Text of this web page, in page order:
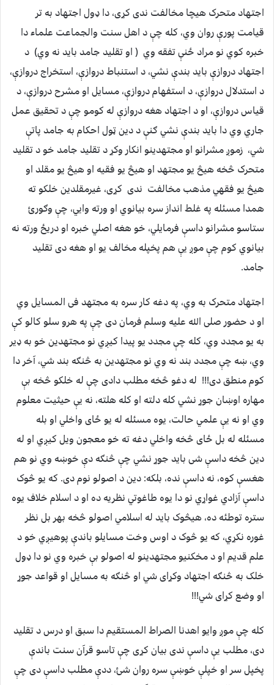
اجتهاد متحرک هیچا مخالفت ندی کړی، دا ډول اجتهاد به تر
قیامت پورې روان وي، کله چې د اهل سنت والجماعت علماء دا
خبره کوي نو مراد ځنې تفقه وي ( او تقلید جامد باید نه وي) د
اجتهاد دروازې باید بندې نشي، د استنباط دروازې، استخراج دروازې،
د استدلال دروازې، د استفهام دروازې، مسایل او مشرح دروازې، د
قیاس دروازې، او د اجتهاد هغه دروازې له کومو چې د تحقیق عمل
جاري وي دا باید بندې نشي ګنې د دین ټول احکام به جامد پاتې
شي، زموږ مشرانو او مجتهدینو انکار وکړ د تقلید جامد خو د تقلید
متحرک څخه هیڅ یو مجتهد او هیڅ یو فقیه او هیڅ یو مقلد او
هیڅ یو فقهي مذهب مخالفت ندی کړی، غیرمقلدین خلکو ته
همدا مسئله په غلط انداز سره بیانوي او ورته وایي، چې وګورئ
ستاسو مشرانو داسې فرمایلي، خو هغه اصلي خبره او دریځ ورته نه
بیانوي کوم چې موږ یې هم پخپله مخالف یو او هغه دی تقلید
جامد.
اجتهاد متحرک به وي، په دغه کار سره به مجتهد فی المسایل وي
او د حضور صلی الله علیه وسلم فرمان دی چې په هرو سلو کالو کې
به یو مجدد وي، کله چې مجدد یو پيدا کیږي نو مجتهدین خو به ډیر
وي، ښه چې مجدد بند نه وي نو مجتهدین به څنګه بند شي، آخر دا
کوم منطق دی!!! له دغو څخه مطلب دادی چې له خلکو څخه بې
مهاره اوښان جوړ نشي کله دلته او کله هلته، نه یې حیثیت معلوم
وي او نه یې علمي حالت، یوه مسئله له یو ځای واخلي او بله
مسئله له بل ځای څخه واخلي دغه ته خو معجون ویل کیږي او له
دین څخه داسې شی باید جوړ نشي چې څنګه دې خوښه وي نو هم
هغسې کوه، نه داسې نده، بلکه: دین د اصولو نوم دی. که یو څوک
داسې آزادي غواړي نو دا یوه طاغوتي نظریه ده او د اسلام خلاف یوه
ستره توطئه ده، هیڅوک باید له اسلامي اصولو څخه بهر بل نظر
غوره نکړي، که یو څوک د اوس وخت مسایلو باندې پوهیږي خو د
علم قدیم او د مخکنیو مجتهدینو له اصولو بې خبره وي نو دا ډول
خلک به څنګه اجتهاد وکړای شي او څنګه به مسایل او قواعد جوړ
او وضع کړای شي!!!
کله چې موږ وایو اهدنا الصراط المستقیم دا سبق او درس د تقلید
دی، مطلب یې داسې ندی بیان کړی چې تاسو قرآن سنت باندې
پخپل سر او خپلې خوښې سره روان شئ، ددې مطلب داسې دی چې